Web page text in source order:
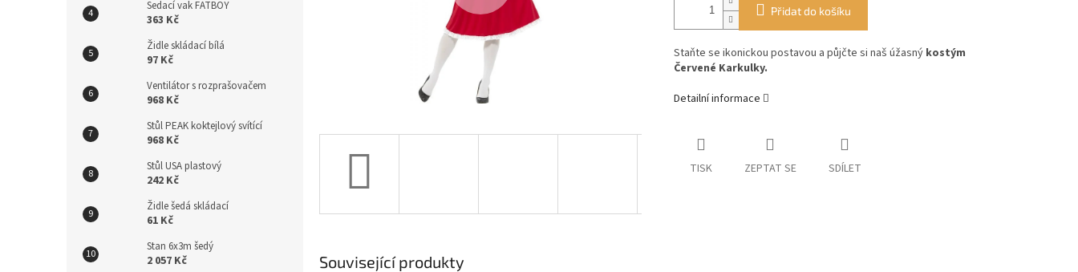
Sedací vak FATBOY
363 Kč
Židle skládací bílá
97 Kč
Ventilátor s rozprašovačem
968 Kč
Stůl PEAK koktejlový svítící
968 Kč
Stůl USA plastový
242 Kč
Židle šedá skládací
61 Kč
Stan 6x3m šedý
2 057 Kč
Přidat do košíku
Staňte se ikonickou postavou a půjčte si naš úžasnýkostým
Červené Karkulky.
Detailní informace
TISK ZEPTAT SE SDÍLET
Související produkty